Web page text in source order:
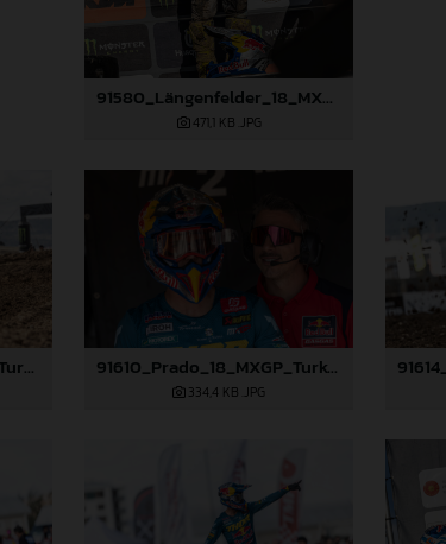
91580_Längenfelder_18_MXGP_Turkey_2024_22A3259
471,1 KB .JPG
91608_Prado_18_MXGP_Turkey_2024_22A1105 91610_Prado_18_MXGP_Turkey_2024_22A3416
334,4 KB .JPG